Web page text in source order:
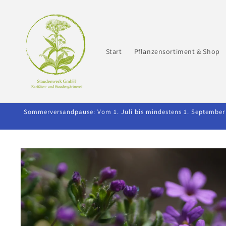
Inhalt
Start Pflanzensortiment & Shop
Sommerversandpause: Vom 1. Juli bis mindestens 1.
Zu
Produktinformationen
springen